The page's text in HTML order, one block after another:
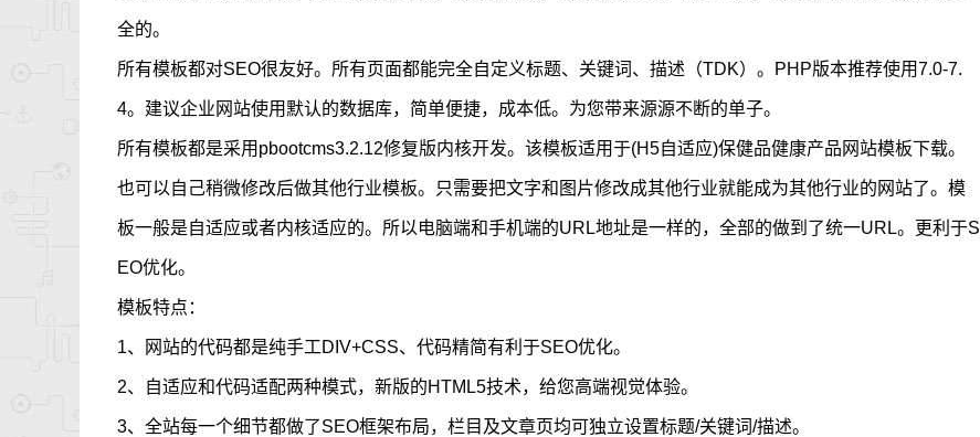
全的。
所有模板都对SEO很友好。所有页面都能完全自定义标题、关键词、描述（TDK）。PHP版本推荐使用7.0-7.
4。建议企业网站使用默认的数据库，简单便捷，成本低。为您带来源源不断的单子。
所有模板都是采用pbootcms3.2.12修复版内核开发。该模板适用于(H5自适应)保健品健康产品网站模板下载。
也可以自己稍微修改后做其他行业模板。只需要把文字和图片修改成其他行业就能成为其他行业的网站了。模
板一般是自适应或者内核适应的。所以电脑端和手机端的URL地址是一样的，全部的做到了统一URL。更利于S
EO优化。
模板特点：
1、网站的代码都是纯手工DIV+CSS、代码精简有利于SEO优化。
2、自适应和代码适配两种模式，新版的HTML5技术，给您高端视觉体验。
3、全站每一个细节都做了SEO框架布局，栏目及文章页均可独立设置标题/关键词/描述。